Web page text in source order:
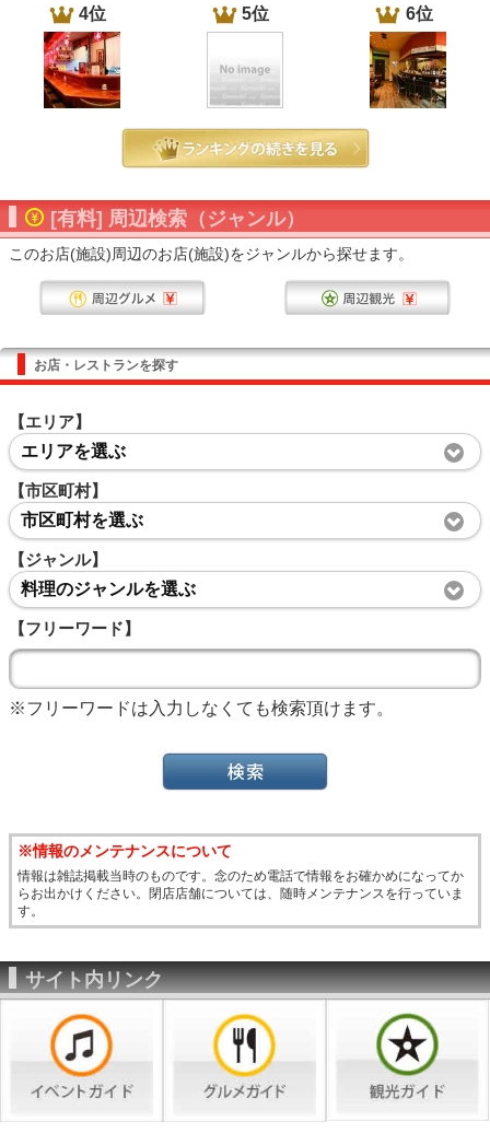
4位 5位 6位
[有料] 周辺検索（ジャンル）
このお店(施設)周辺のお店(施設)をジャンルから探せます。
お店・レストランを探す
【エリア】
エリアを選ぶ
【市区町村】
市区町村を選ぶ
【ジャンル】
料理のジャンルを選ぶ
【フリーワード】
※フリーワードは入力しなくても検索頂けます。
※情報のメンテナンスについて
情報は雑誌掲載当時のものです。念のため電話で情報をお確かめになってか
らお出かけください。閉店店舗については、随時メンテナンスを行っていま
す。
サイト内リンク